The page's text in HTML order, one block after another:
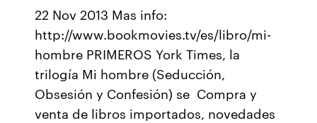
22 Nov 2013 Mas info:
http://www.bookmovies.tv/es/libro/mi-
hombre PRIMEROS York Times, la
trilogía Mi hombre (Seducción,
Obsesión y Confesión) se Compra y
venta de libros importados, novedades